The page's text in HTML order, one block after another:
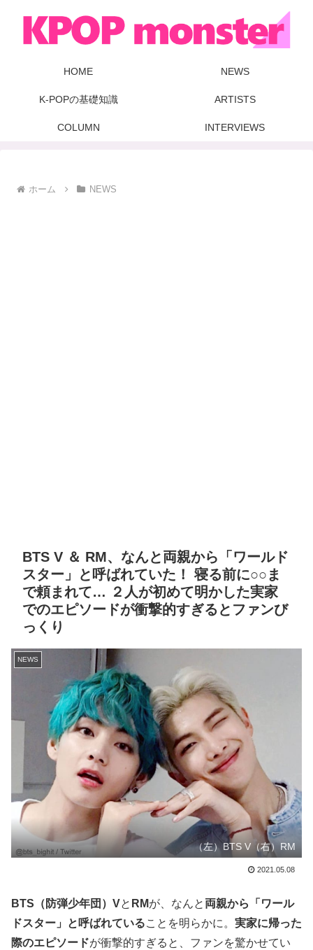
HOME NEWS
K-POPの基礎知識 ARTISTS
COLUMN INTERVIEWS
ホーム NEWS
BTS V ＆ RM、なんと両親から「ワールド
スター」と呼ばれていた！ 寝る前に○○ま
で頼まれて… ２人が初めて明かした実家
でのエピソードが衝撃的すぎるとファンび
っくり
NEWS
（左）BTS V（右）RM
2021.05.08
BTS（防弾少年団）Vと RMが、なんと 両親から「ワール
ドスター」と呼ばれていることを明らかに。 実家に帰った
際のエピソードが衝撃的すぎると、ファンを驚かせてい